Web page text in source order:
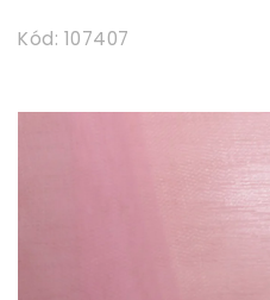
Kód: 107407